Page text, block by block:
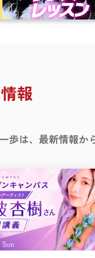
報
歩は、最新情報か